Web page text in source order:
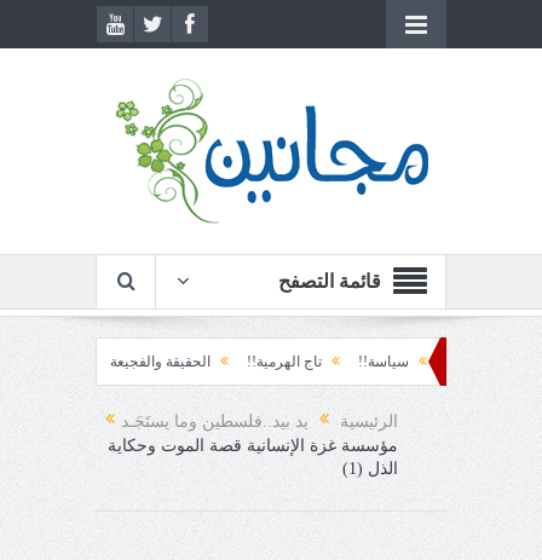
قائمة التصفح
نشوة!! سياسة!! تاج الهرمية!! الحقيقة والفجيعة!! لِقاءُ في المَطَرِ!
المفاجئ!
الرئيسية
يد بيد..فلسطين وما يستَجَـد
مؤسسة غزة الإنسانية قصة الموت وحكاية
الذل (1)